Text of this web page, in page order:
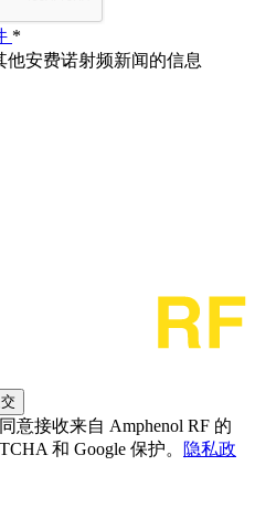
*
安费诺射频新闻的信息
意接收来自 Amphenol RF 的
和 Google 保护。
隐私政